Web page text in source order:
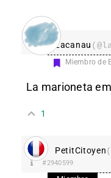
Lacanau
Miembro de
La marioneta
1
PetitCitoyen
#2940599